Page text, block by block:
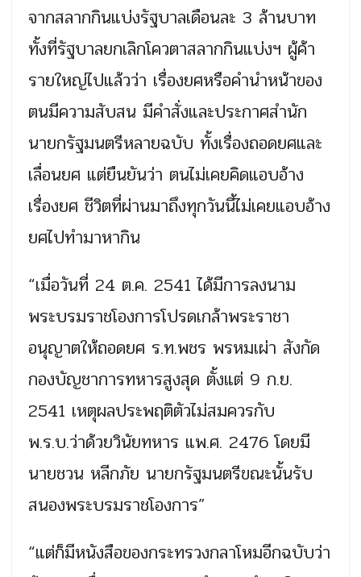
จากสลากกินแบ่งรัฐบาลเดือนละ 3 ล้านบาท
ทั้งที่รัฐบาลยกเลิกโควตาสลากกินแบ่งฯ ผู้ค้า
รายใหญ่ไปแล้วว่า เรื่องยศหรือคำนำหน้าของ
ตนมีความสับสน มีคำสั่งและประกาศสำนัก
นายกรัฐมนตรีหลายฉบับ ทั้งเรื่องถอดยศและ
เลื่อนยศ แต่ยืนยันว่า ตนไม่เคยคิดแอบอ้าง
เรื่องยศ ชีวิตที่ผ่านมาถึงทุกวันนี้ไม่เคยแอบอ้าง
ยศไปทำมาหากิน
“เมื่อวันที่ 24 ต.ค. 2541 ได้มีการลงนาม
พระบรมราชโองการโปรดเกล้าพระราชา
อนุญาตให้ถอดยศ ร.ท.พชร พรหมเผ่า สังกัด
กองบัญชาการทหารสูงสุด ตั้งแต่ 9 ก.ย.
2541 เหตุผลประพฤติตัวไม่สมควรกับ
พ.ร.บ.ว่าด้วยวินัยทหาร แพ.ศ. 2476 โดยมี
นายชวน หลีกภัย นายกรัฐมนตรีขณะนั้นรับ
สนองพระบรมราชโองการ”
“แต่ก็มีหนังสือของกระทรวงกลาโหมอีกฉบับว่า